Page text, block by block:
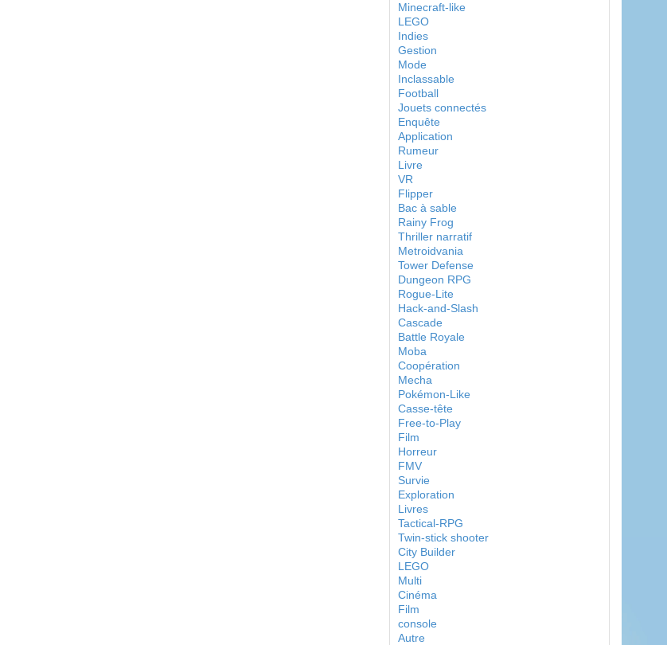
Minecraft-like
LEGO
Indies
Gestion
Mode
Inclassable
Football
Jouets connectés
Enquête
Application
Rumeur
Livre
VR
Flipper
Bac à sable
Rainy Frog
Thriller narratif
Metroidvania
Tower Defense
Dungeon RPG
Rogue-Lite
Hack-and-Slash
Cascade
Battle Royale
Moba
Coopération
Mecha
Pokémon-Like
Casse-tête
Free-to-Play
Film
Horreur
FMV
Survie
Exploration
Livres
Tactical-RPG
Twin-stick shooter
City Builder
LEGO
Multi
Cinéma
Film
console
Autre